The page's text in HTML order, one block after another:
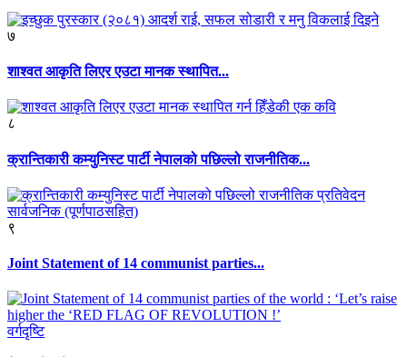
७
शाश्वत आकृति लिएर एउटा मानक स्थापित...
८
क्रान्तिकारी कम्युनिस्ट पार्टी नेपालको पछिल्लो राजनीतिक...
९
Joint Statement of 14 communist parties...
वर्गदृष्टि